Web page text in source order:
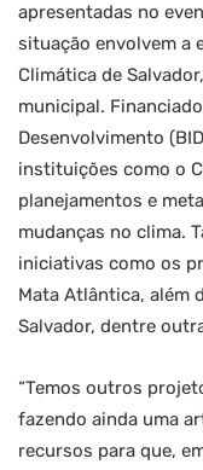
apresentadas no
situação envolvem a
Climática de
municipal.
Desenvolvimento
instituições como o
planejamentos e
mudanças no clima.
iniciativas como os
Mata Atlântica, além
Salvador, dentre
“Temos outros
fazendo ainda uma
recursos para que,